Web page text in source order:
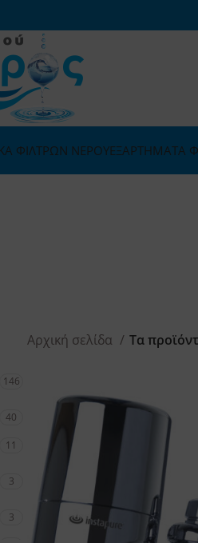
ΦΙΛΤΡΩΝ ΝΕΡΟΥΕΞΑΡΤΗΜΑΤΑ
146
40
11
3
3
Αρχική σελίδα Τα